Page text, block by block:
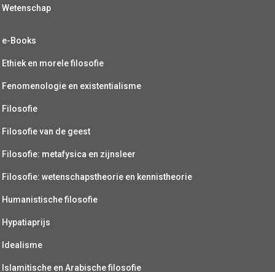
Wetenschap
e-Books
Ethiek en morele filosofie
Fenomenologie en existentialisme
Filosofie
Filosofie van de geest
Filosofie: metafysica en zijnsleer
Filosofie: wetenschapstheorie en kennistheorie
Humanistische filosofie
Hypatiaprijs
Idealisme
Islamitische en Arabische filosofie